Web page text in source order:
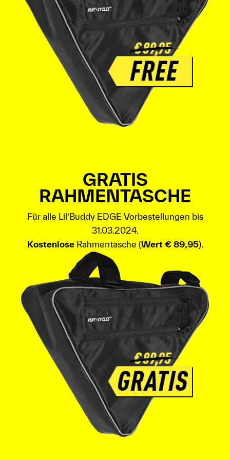
GRATIS
RAHMENTASCHE
Für alle Lil’Buddy EDGE Vorbestellungen bis
31.03.2024.
KostenloseRahmentasche (Wert € 89,95).